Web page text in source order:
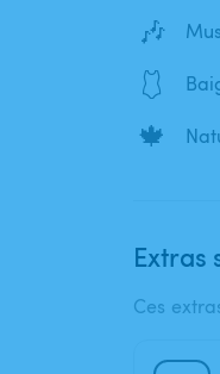
🎶
🩱
🍁
Extras
Ces